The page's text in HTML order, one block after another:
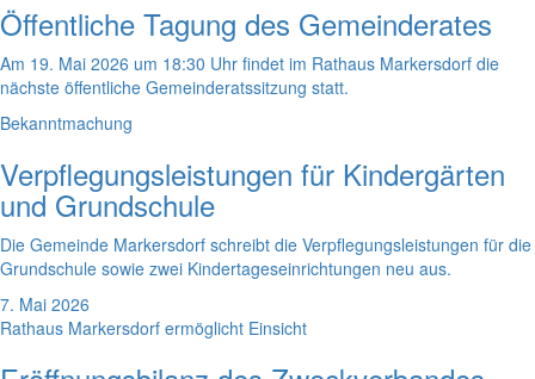
Öffentliche Tagung des Gemeinderates
Am 19. Mai 2026 um 18:30 Uhr findet im Rathaus Markersdorf die
nächste öffentliche Gemeinderatssitzung statt.
Bekanntmachung
Verpflegungsleistungen für Kindergärten
und Grundschule
Die Gemeinde Markersdorf schreibt die Verpflegungsleistungen für die
Grundschule sowie zwei Kindertageseinrichtungen neu aus.
7. Mai 2026
Rathaus Markersdorf ermöglicht Einsicht